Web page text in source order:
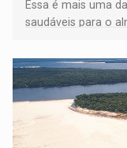
Essa é mais uma
saudáveis para o